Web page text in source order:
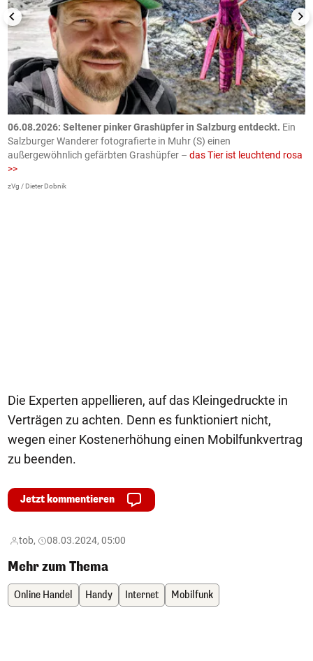
06.08.2026: Seltener pinker Grashüpfer in Salzburg entdeckt. Ein
Salzburger Wanderer fotografierte in Muhr (S) einen
außergewöhnlich gefärbten Grashüpfer – das Tier ist leuchtend rosa
>>
zVg / Dieter Dobnik
Die Experten appellieren, auf das Kleingedruckte in
Verträgen zu achten. Denn es funktioniert nicht,
wegen einer Kostenerhöhung einen Mobilfunkvertrag
zu beenden.
Jetzt kommentieren
tob, 08.03.2024, 05:00
Mehr zum Thema
Online Handel Handy Internet Mobilfunk